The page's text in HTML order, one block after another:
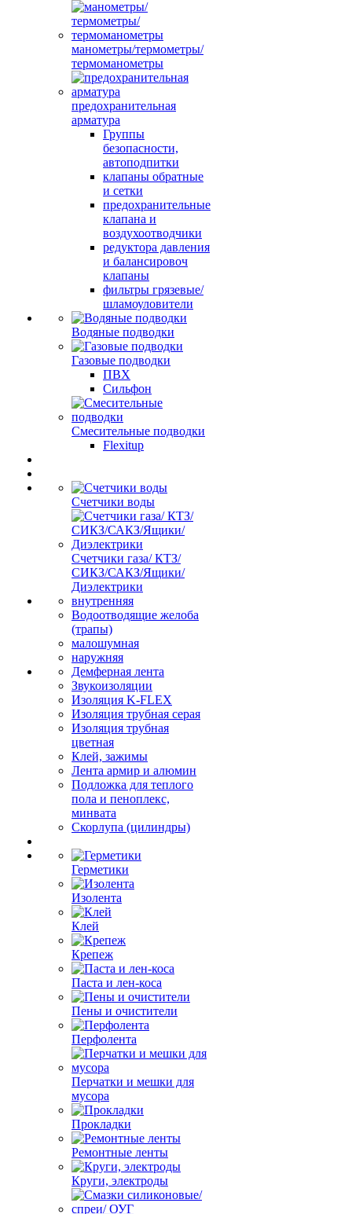
манометры/термометры/
термоманометры
предохранительная
арматура
Группы
безопасности,
автоподпитки
клапаны обратные
и сетки
предохранительные
клапана и
воздухоотводчики
редуктора давления
и балансировоч
клапаны
фильтры грязевые/
шламоуловители
Водяные подводки
Газовые подводки
ПВХ
Сильфон
Смесительные подводки
Flexitup
Счетчики воды
Счетчики газа/ КТЗ/
СИКЗ/САКЗ/Ящики/
Диэлектрики
внутренняя
Водоотводящие желоба
(трапы)
малошумная
наружняя
Демферная лента
Звукоизоляции
Изоляция K-FLEX
Изоляция трубная серая
Изоляция трубная
цветная
Клей, зажимы
Лента армир и алюмин
Подложка для теплого
пола и пеноплекс,
минвата
Скорлупа (цилиндры)
Герметики
Изолента
Клей
Крепеж
Паста и лен-коса
Пены и очистители
Перфолента
Перчатки и мешки для
мусора
Прокладки
Ремонтные ленты
Круги, электроды